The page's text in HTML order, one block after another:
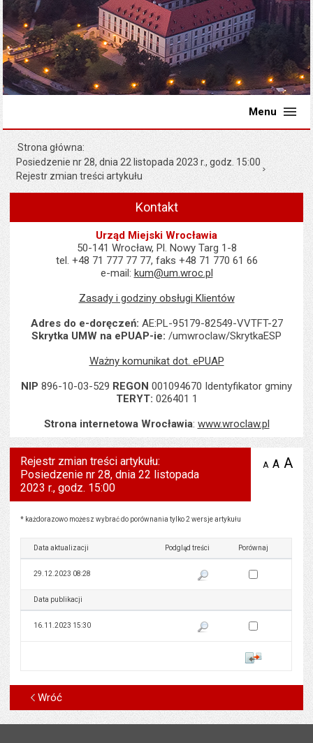
Menu
Strona główna
Posiedzenie nr 28, dnia 22 listopada 2023 r., godz. 15:00
Rejestr zmian treści artykułu
Kontakt
Urząd Miejski Wrocławia
50-141 Wrocław, Pl. Nowy Targ 1-8
tel. +48 71 777 77 77, faks +48 71 770 61 66
e-mail: kum@um.wroc.pl
Zasady i godziny obsługi Klientów
Adres do e-doręczeń: AE:PL-95179-82549-VVTFT-27
Skrytka UMW na ePUAP-ie: /umwroclaw/SkrytkaESP
Ważny komunikat dot. ePUAP
NIP 896-10-03-529 REGON 001094670 Identyfikator gminy
TERYT: 026401 1
Strona internetowa Wrocławia: www.wroclaw.pl
Rejestr zmian treści artykułu:
Posiedzenie nr 28, dnia 22 listopada
2023 r., godz. 15:00
A zmniejsz
A A
Rejestr zmian treści artykułu: Posiedzenie nr 28, dnia 22 listopada 2023 r., godz. 15:00
* każdorazowo możesz wybrać do porównania tylko 2 wersje artykułu
Data aktualizacji Podgląd treści Porównaj
29.12.2023 08:28 Pokaż podgląd wersji z dnia
Zaznacz wersję do
Data publikacji
16.11.2023 15:30 Pokaż podgląd wersji z dnia
Zaznacz wersję do
Porównaj
Wróć